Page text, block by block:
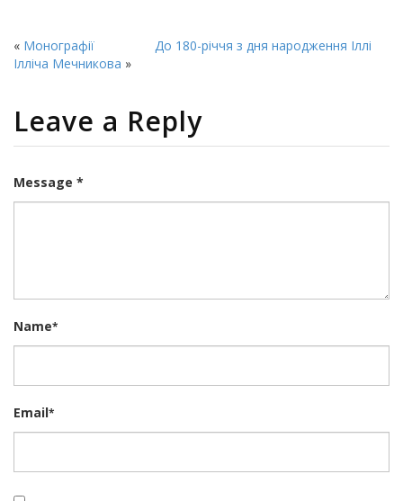
« Монографії
До 180-річчя з дня народження Іллі
Ілліча Мечникова »
Leave a Reply
Message *
Name*
Email*